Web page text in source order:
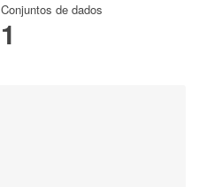
Conjuntos de dados
1